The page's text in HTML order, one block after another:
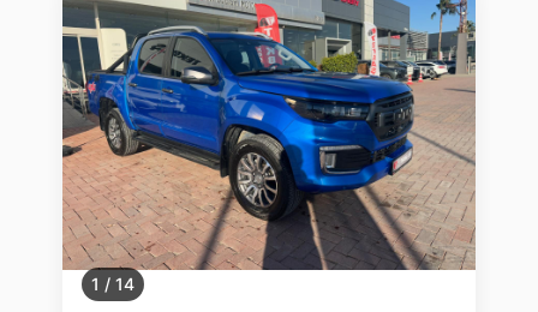
1 / 14